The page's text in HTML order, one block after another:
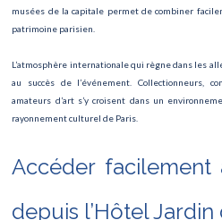
musées de la capitale permet de combiner
patrimoine parisien.
L’atmosphère internationale qui règne dans les
au succès de l’événement. Collectionneurs,
amateurs d’art s’y croisent dans un
rayonnement culturel de Paris.
Accéder facilement
depuis l’Hôtel Jardin